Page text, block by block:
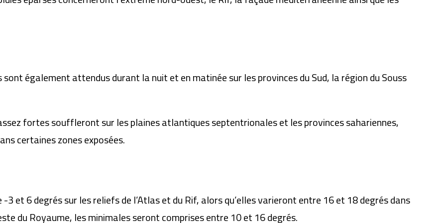
également attendus durant la nuit et en matinée sur les provinces du Sud, la région du Souss
fortes souffleront sur les plaines atlantiques septentrionales et les provinces sahariennes,
certaines zones exposées.
et 6 degrés sur les reliefs de l’Atlas et du Rif, alors qu’elles varieront entre 16 et 18 degrés dans
du Royaume, les minimales seront comprises entre 10 et 16 degrés.